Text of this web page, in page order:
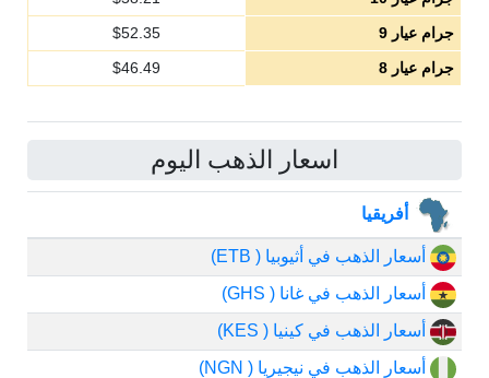
جرام عيار 9
$52.35
جرام عيار 8
$46.49
اسعار الذهب اليوم
أفريقيا
أسعار الذهب في أثيوبيا ( ETB)
أسعار الذهب في غانا ( GHS)
أسعار الذهب في كينيا ( KES)
أسعار الذهب في نيجيريا ( NGN)